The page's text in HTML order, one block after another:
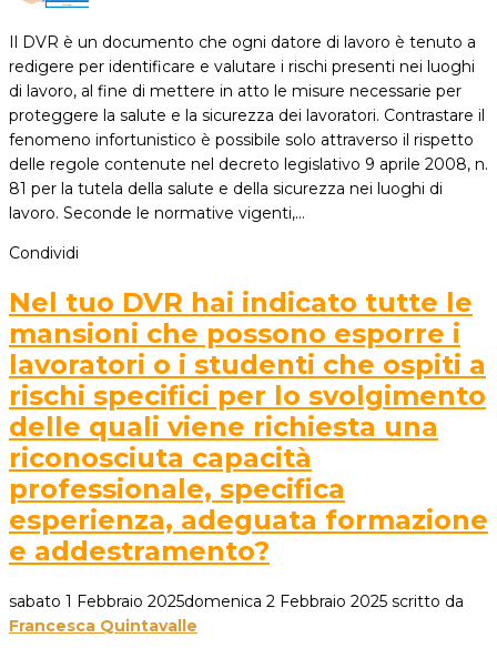
Il DVR è un documento che ogni datore di lavoro è tenuto a
redigere per identificare e valutare i rischi presenti nei luoghi
di lavoro, al fine di mettere in atto le misure necessarie per
proteggere la salute e la sicurezza dei lavoratori. Contrastare il
fenomeno infortunistico è possibile solo attraverso il rispetto
delle regole contenute nel decreto legislativo 9 aprile 2008, n.
81 per la tutela della salute e della sicurezza nei luoghi di
lavoro. Seconde le normative vigenti,…
Condividi
Nel tuo DVR hai indicato tutte le
mansioni che possono esporre i
lavoratori o i studenti che ospiti a
rischi specifici per lo svolgimento
delle quali viene richiesta una
riconosciuta capacità
professionale, specifica
esperienza, adeguata formazione
e addestramento?
sabato 1 Febbraio 2025domenica 2 Febbraio 2025 scritto da
Francesca Quintavalle